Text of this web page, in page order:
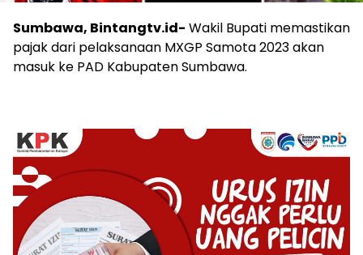
Sumbawa, Bintangtv.id- Wakil Bupati memastikan
pajak dari pelaksanaan MXGP Samota 2023 akan
masuk ke PAD Kabupaten Sumbawa.